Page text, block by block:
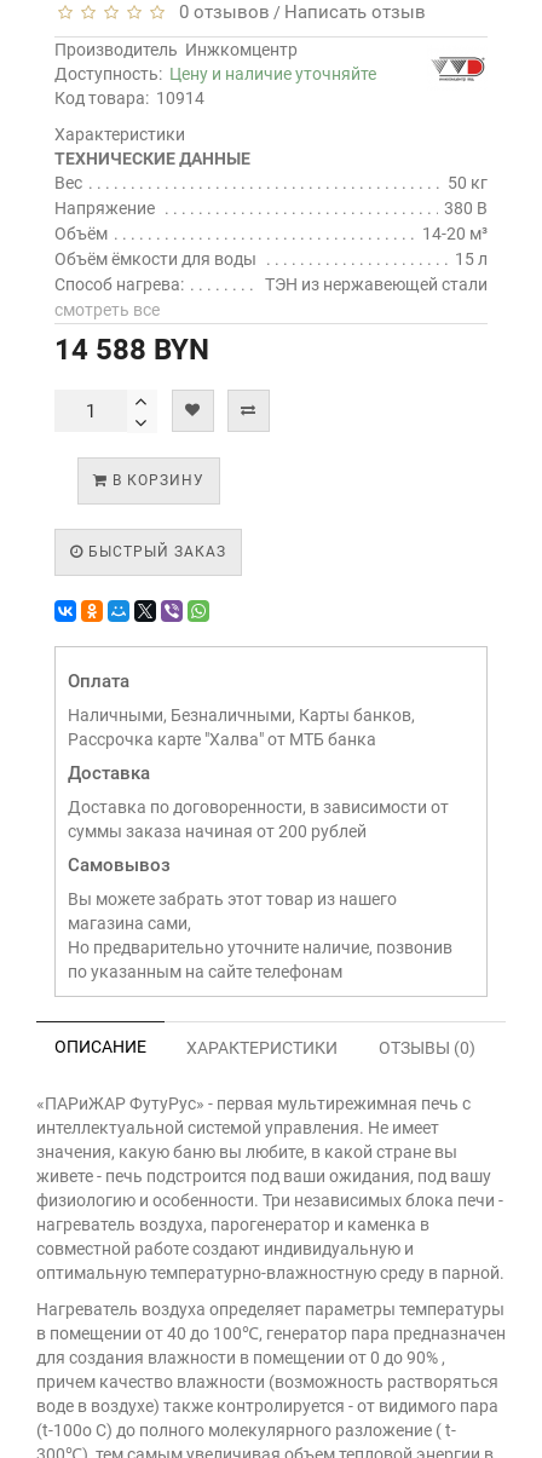
0 отзывов / Написать отзыв
Производитель Инжкомцентр
Доступность: Цену и наличие уточняйте
Код товара: 10914
Характеристики
ТЕХНИЧЕСКИЕ ДАННЫЕ
Вес
50 кг
Напряжение
380 В
Объём
14-20 м³
Объём ёмкости для воды
15 л
Способ нагрева:
ТЭН из нержавеющей стали
смотреть все
14 588 BYN
В КОРЗИНУ
БЫСТРЫЙ ЗАКАЗ
Оплата
Наличными, Безналичными, Карты банков,
Рассрочка карте "Халва" от МТБ банка
Доставка
Доставка по договоренности, в зависимости от
суммы заказа начиная от 200 рублей
Самовывоз
Вы можете забрать этот товар из нашего
магазина сами,
Но предварительно уточните наличие, позвонив
по указанным на сайте телефонам
ОПИСАНИЕ ХАРАКТЕРИСТИКИ ОТЗЫВЫ (0)
«ПАРиЖАР ФутуРус» - первая мультирежимная печь с
интеллектуальной системой управления. Не имеет
значения, какую баню вы любите, в какой стране вы
живете - печь подстроится под ваши ожидания, под вашу
физиологию и особенности. Три независимых блока печи -
нагреватель воздуха, парогенератор и каменка в
совместной работе создают индивидуальную и
оптимальную температурно-влажностную среду в парной.
Нагреватель воздуха определяет параметры температуры
в помещении от 40 до 100℃, генератор пара предназначен
для создания влажности в помещении от 0 до 90% ,
причем качество влажности (возможность растворяться
воде в воздухе) также контролируется - от видимого пара
(t-100о С) до полного молекулярного разложение ( t-